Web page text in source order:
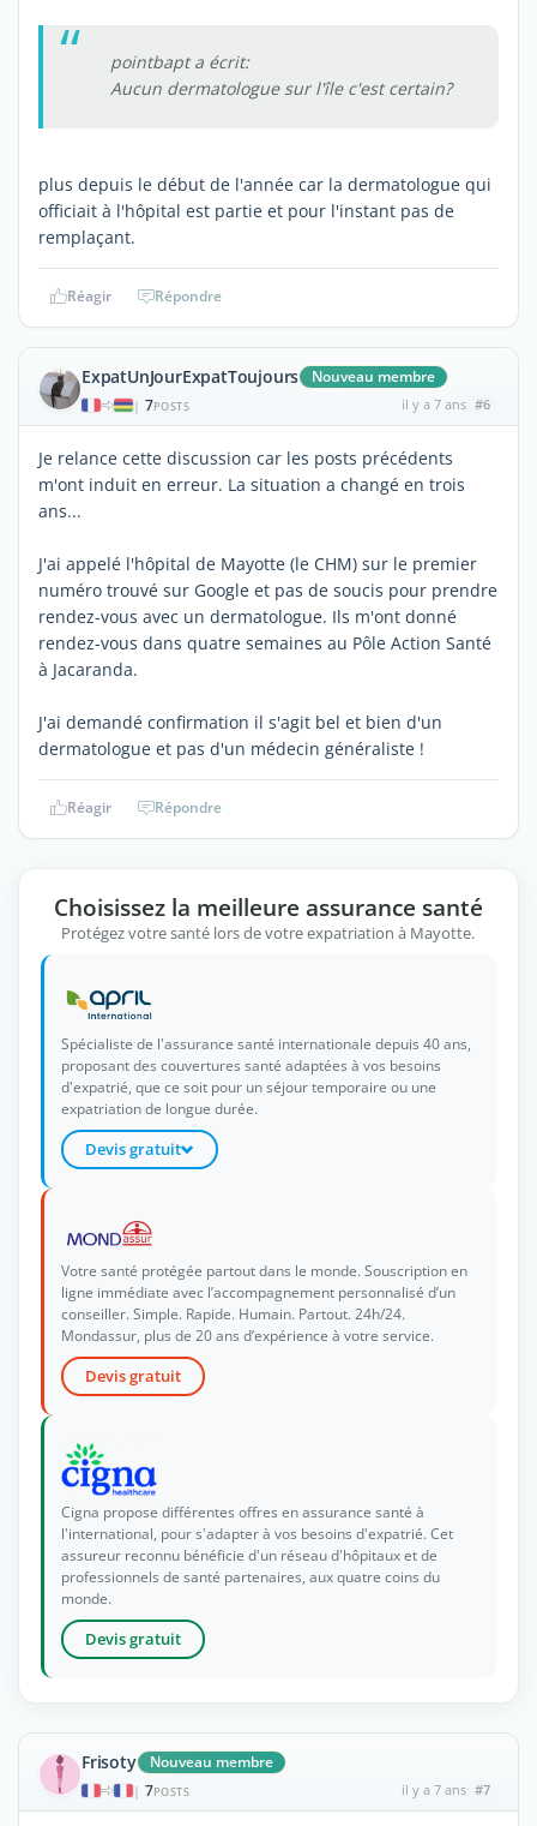
pointbapt a écrit:
Aucun dermatologue sur l'île c'est certain?
plus depuis le début de l'année car la dermatologue qui
officiait à l'hôpital est partie et pour l'instant pas de
remplaçant.
Réagir Répondre
ExpatUnJourExpatToujours Nouveau membre
| 7POSTS il y a 7 ans #6
Je relance cette discussion car les posts précédents
m'ont induit en erreur. La situation a changé en trois
ans...
J'ai appelé l'hôpital de Mayotte (le CHM) sur le premier
numéro trouvé sur Google et pas de soucis pour prendre
rendez-vous avec un dermatologue. Ils m'ont donné
rendez-vous dans quatre semaines au Pôle Action Santé
à Jacaranda.
J'ai demandé confirmation il s'agit bel et bien d'un
dermatologue et pas d'un médecin généraliste !
Réagir Répondre
Choisissez la meilleure assurance santé
Protégez votre santé lors de votre expatriation à Mayotte.
Spécialiste de l'assurance santé internationale depuis 40 ans,
proposant des couvertures santé adaptées à vos besoins
d'expatrié, que ce soit pour un séjour temporaire ou une
expatriation de longue durée.
Devis gratuit
Votre santé protégée partout dans le monde. Souscription en
ligne immédiate avec l’accompagnement personnalisé d’un
conseiller. Simple. Rapide. Humain. Partout. 24h/24.
Mondassur, plus de 20 ans d’expérience à votre service.
Devis gratuit
Cigna propose différentes offres en assurance santé à
l'international, pour s'adapter à vos besoins d'expatrié. Cet
assureur reconnu bénéficie d'un réseau d'hôpitaux et de
professionnels de santé partenaires, aux quatre coins du
monde.
Devis gratuit
Frisoty Nouveau membre
| 7POSTS il y a 7 ans #7